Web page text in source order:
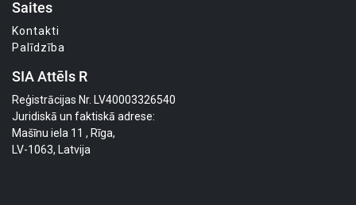
Saites
Kontakti
Palīdzība
SIA Attēls R
Reģistrācijas Nr. LV40003326540
Juridiskā un faktiskā adrese:
Mašīnu iela 11 , Rīga,
LV-1063, Latvija